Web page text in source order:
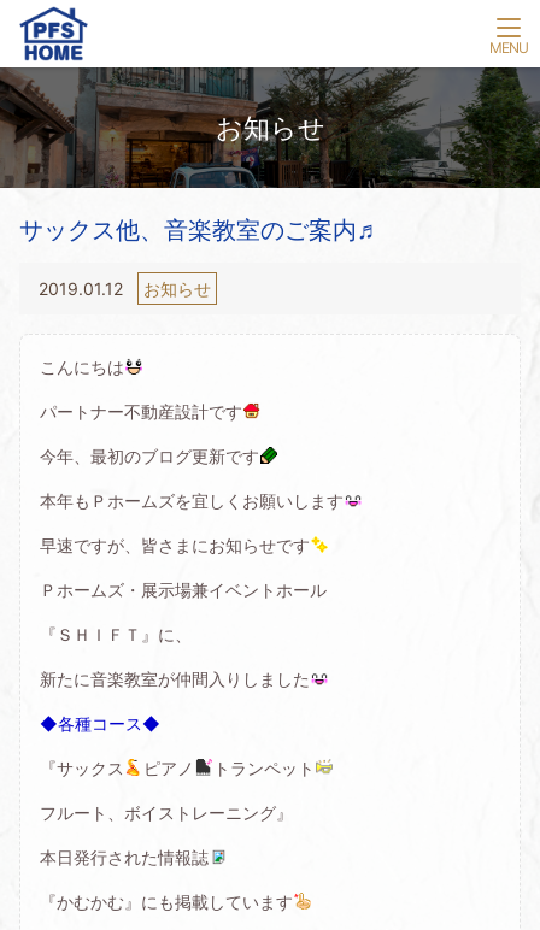
お知らせ
サックス他、音楽教室のご案内♬
2019.01.12 お知らせ
こんにちは
パートナー不動産設計です
今年、最初のブログ更新です
本年もＰホームズを宜しくお願いします
早速ですが、皆さまにお知らせです
Ｐホームズ・展示場兼イベントホール
『ＳＨＩＦＴ』に、
新たに音楽教室が仲間入りしました
◆各種コース◆
『サックス ピアノ トランペット
フルート、ボイストレーニング』
本日発行された情報誌
『かむかむ』にも掲載しています